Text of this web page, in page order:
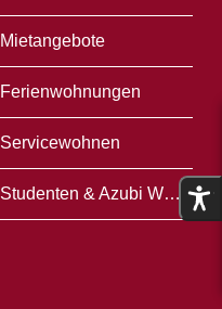
Mietangebote
Ferienwohnungen
Servicewohnen
Studenten & Azubi WG`s